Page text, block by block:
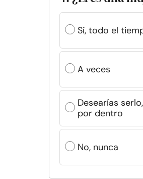
Sí, todo el
A veces
Desearías
por dentro
No, nunca